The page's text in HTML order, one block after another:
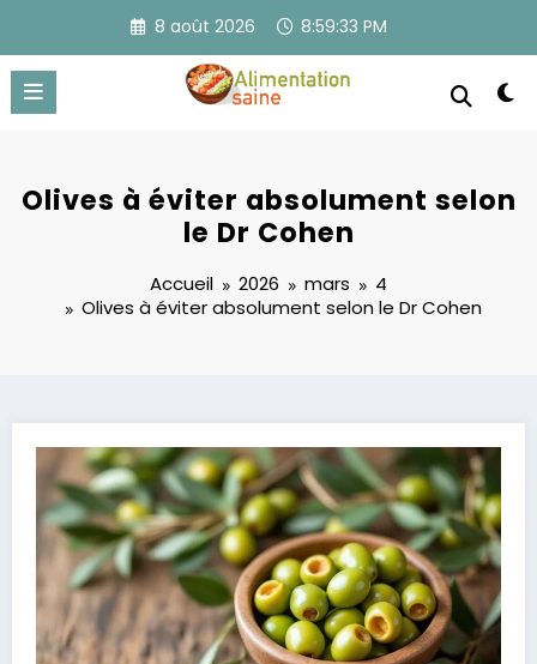
contenu
8 août 2026 8:59:34 PM
Olives à éviter absolument selon
le Dr Cohen
Accueil 2026 mars
4
Olives à éviter absolument selon le Dr Cohen